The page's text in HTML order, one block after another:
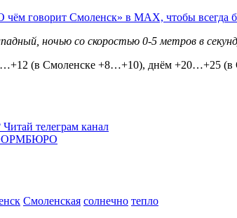
чём говорит Смоленск» в MAX, чтобы всегда
ночью со скоростью 0-5 метров в
(в Смоленске +8…+10), днём +20…+25 (в
телеграм канал
Смоленская солнечно тепло